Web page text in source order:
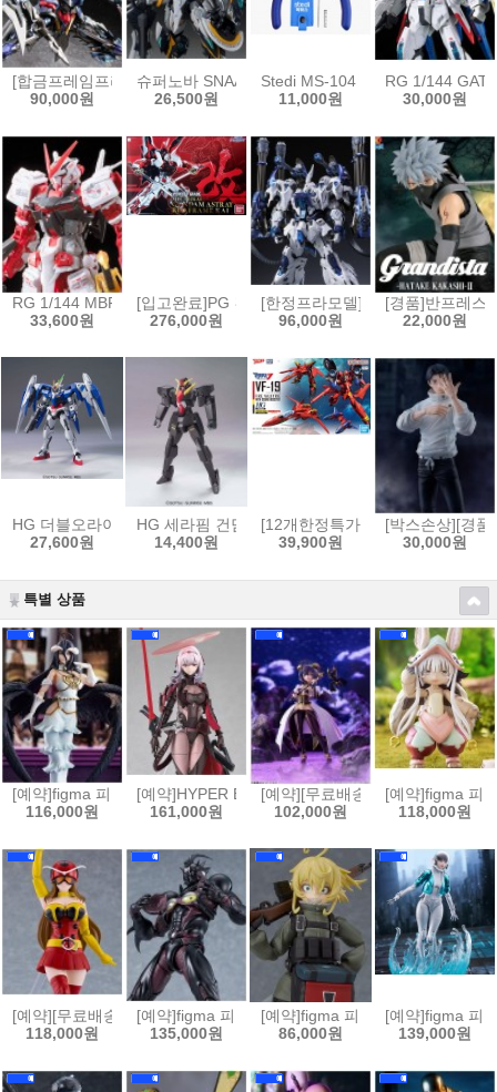
[합금프레임프라모델]모터뉴클리어 MNP-XH16A 삼국지 전위
90,000원
슈퍼노바 SNAA 원탁기사단 베디비어
26,500원
Stedi MS-104 보급형 싱글 블레
11,000원
RG 1/144
30,000원
RG 1/144 MBF-P02 건담 아스트레이 레드프레임[4573102616180]
33,600원
[입고완료]PG 건담 아스트레이 레드프레임改
276,000원
[한정프라모델]무한신성 1/100 리
96,000원
[경품]반프레스
22,000원
HG 더블오라이저 + GN 소드3 [4573102573834]
27,600원
HG 세라핌 건담[4573102592354]
14,400원
[12개한정특가]HG 1/100 VF-19
39,900원
[박스손상][경
30,000원
특별 상품
[예약]figma 피그마 오버로드 - 알베도[4580828665569]
116,000원
[예약]HYPER BODY 하이퍼 바디 승리의 여신 니케
161,000원
[예약][무료배송]figma 피그마 마
102,000원
[예약]figma 피
118,000원
[예약][무료배송]figma 피그마 토지마 탄자부로는 가면라이더가 되고
118,000원
[예약]figma 피그마 강식장갑 가이버 - 가이버 3 얼
135,000원
[예약]figma 피그마 극장판 유녀
86,000원
[예약]figma 피
139,000원